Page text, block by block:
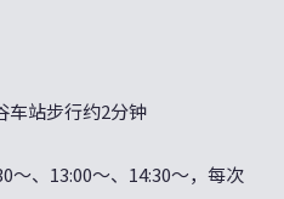
车站步行约2分钟
〜、13:00〜、14:30〜，每次